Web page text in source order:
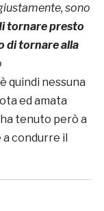
sono
tornare presto
di tornare alla
quindi nessuna
ed amata
tenuto però a
condurre il